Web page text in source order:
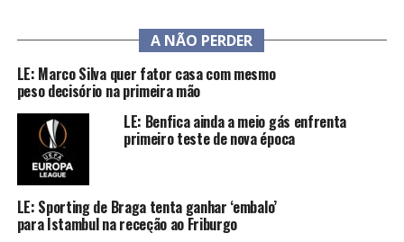
A NÃO PERDER
LE: Marco Silva quer fator casa com mesmo
peso decisório na primeira mão
LE: Benfica ainda a meio gás enfrenta
primeiro teste de nova época
LE: Sporting de Braga tenta ganhar ‘embalo’
para Istambul na receção ao Friburgo